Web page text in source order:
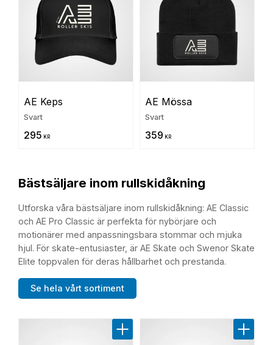
AE Keps
Svart
295 KR
AE Mössa
Svart
359 KR
Bästsäljare inom rullskidåkning
Utforska våra bästsäljare inom rullskidåkning: AE Classic
och AE Pro Classic är perfekta för nybörjare och
motionärer med anpassningsbara stommar och mjuka
hjul. För skate-entusiaster, är AE Skate och Swenor Skate
Elite toppvalen för deras hållbarhet och prestanda.
Se hela vårt sortiment
Lägg till i favoriter Lägg